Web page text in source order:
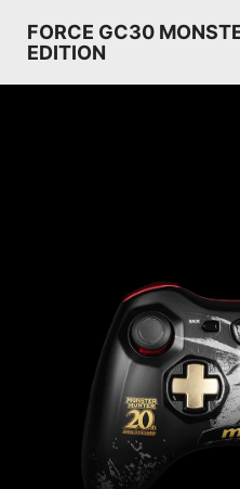
FORCE GC30
EDITION